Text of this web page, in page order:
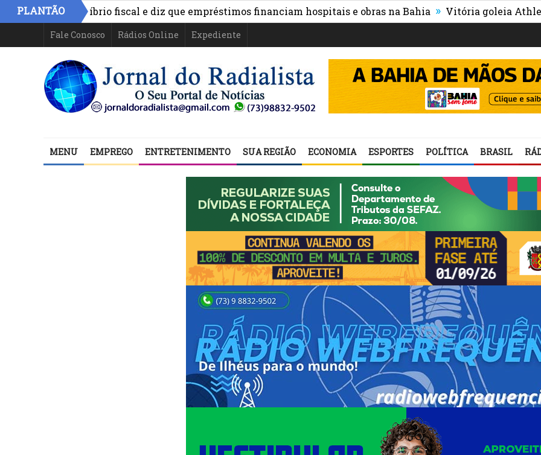
PLANTÃO
equilíbrio fiscal e diz que empréstimos financiam hospitais e obras na Bahia » Vitória goleia Athletico-PR
Fale Conosco Rádios Online Expediente
MENU EMPREGO ENTRETENIMENTO SUA REGIÃO ECONOMIA ESPORTES POLÍTICA BRASIL